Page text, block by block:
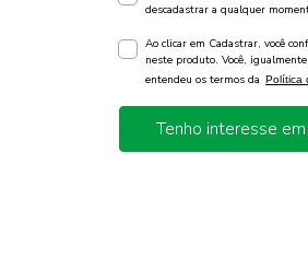
descadastrar a qualquer
Ao clicar em Cadastrar, você
neste produto. Você,
entendeu os termos da Política
Tenho interesse